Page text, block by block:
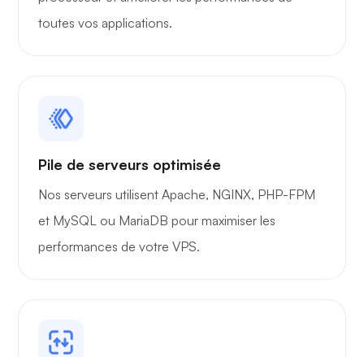
Grafana
toutes vos applications.
Pile de serveurs optimisée
Nos serveurs utilisent Apache, NGINX, PHP-FPM
et MySQL ou MariaDB pour maximiser les
performances de votre VPS.